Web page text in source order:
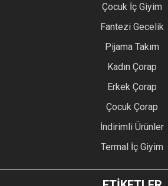
Çocuk İç Giyim
Fantezi Gecelik
Pijama Takım
Kadın Çorap
Erkek Çorap
Çocuk Çorap
İndirimli Ürünler
Termal İç Giyim